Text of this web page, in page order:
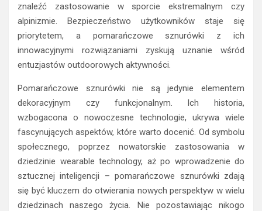
znaleźć zastosowanie w sporcie ekstremalnym czy
alpinizmie. Bezpieczeństwo użytkowników staje się
priorytetem, a pomarańczowe sznurówki z ich
innowacyjnymi rozwiązaniami zyskują uznanie wśród
entuzjastów outdoorowych aktywności.
Pomarańczowe sznurówki nie są jedynie elementem
dekoracyjnym czy funkcjonalnym. Ich historia,
wzbogacona o nowoczesne technologie, ukrywa wiele
fascynujących aspektów, które warto docenić. Od symbolu
społecznego, poprzez nowatorskie zastosowania w
dziedzinie wearable technology, aż po wprowadzenie do
sztucznej inteligencji – pomarańczowe sznurówki zdają
się być kluczem do otwierania nowych perspektyw w wielu
dziedzinach naszego życia. Nie pozostawiając nikogo